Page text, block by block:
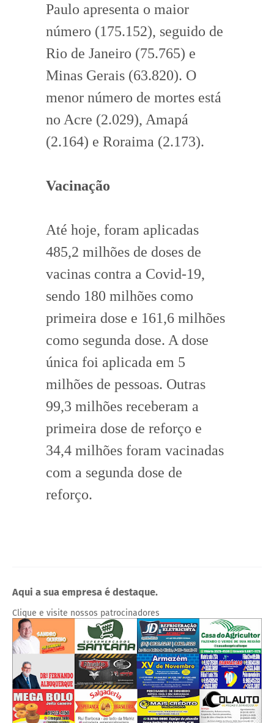
Paulo apresenta o maior
número (175.152), seguido de
Rio de Janeiro (75.765) e
Minas Gerais (63.820). O
menor número de mortes está
no Acre (2.029), Amapá
(2.164) e Roraima (2.173).
Vacinação
Até hoje, foram aplicadas
485,2 milhões de doses de
vacinas contra a Covid-19,
sendo 180 milhões como
primeira dose e 161,6 milhões
como segunda dose. A dose
única foi aplicada em 5
milhões de pessoas. Outras
99,3 milhões receberam a
primeira dose de reforço e
34,4 milhões foram vacinadas
com a segunda dose de
reforço.
Aqui a sua empresa é destaque.
Clique e visite nossos patrocinadores